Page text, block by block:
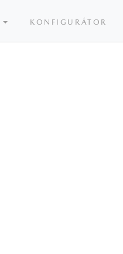
KONFIGURÁTOR